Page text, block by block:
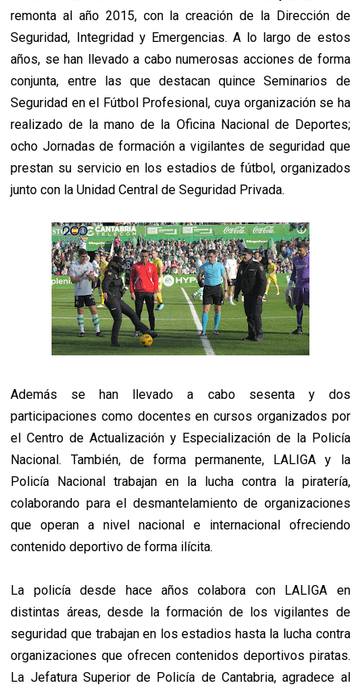
remonta al año 2015, con la creación de la Dirección de
Seguridad, Integridad y Emergencias. A lo largo de estos
años, se han llevado a cabo numerosas acciones de forma
conjunta, entre las que destacan quince Seminarios de
Seguridad en el Fútbol Profesional, cuya organización se ha
realizado de la mano de la Oficina Nacional de Deportes;
ocho Jornadas de formación a vigilantes de seguridad que
prestan su servicio en los estadios de fútbol, organizados
junto con la Unidad Central de Seguridad Privada.
Además se han llevado a cabo sesenta y dos
participaciones como docentes en cursos organizados por
el Centro de Actualización y Especialización de la Policía
Nacional. También, de forma permanente, LALIGA y la
Policía Nacional trabajan en la lucha contra la piratería,
colaborando para el desmantelamiento de organizaciones
que operan a nivel nacional e internacional ofreciendo
contenido deportivo de forma ilícita.
La policía desde hace años colabora con LALIGA en
distintas áreas, desde la formación de los vigilantes de
seguridad que trabajan en los estadios hasta la lucha contra
organizaciones que ofrecen contenidos deportivos piratas.
La Jefatura Superior de Policía de Cantabria, agradece al